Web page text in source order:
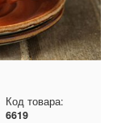
Код товара:
6619